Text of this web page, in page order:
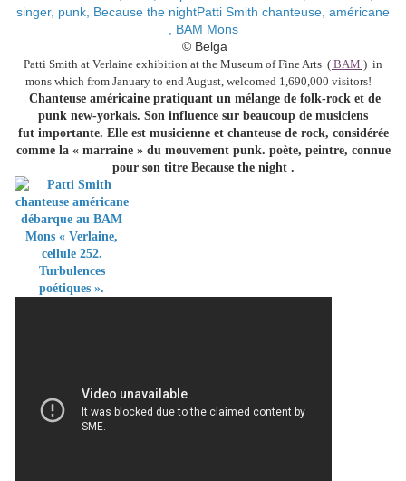
© Belga
Patti Smith at Verlaine exhibition at the Museum of Fine Arts ( BAM ) in
mons which from January to end August, welcomed 1,690,000 visitors!
Chanteuse américaine pratiquant un mélange de folk-rock et de
punk new-yorkais. Son influence sur beaucoup de musiciens
fut importante. Elle est musicienne et chanteuse de rock, considérée
comme la « marraine » du mouvement punk. poète, peintre, connue
pour son titre Because the night .